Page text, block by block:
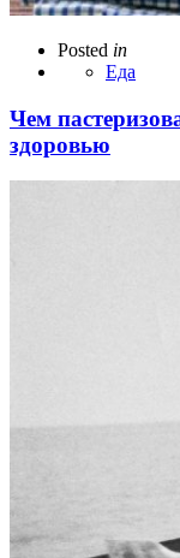
Posted in
Еда
Чем
здоровью